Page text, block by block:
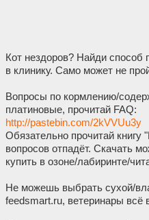
Кот нездоров? Найди способ
в клинику. Само может не
Вопросы по кормлению/
платиновые, прочитай FAQ:
http://pastebin.com/2kVVUu3y
Обязательно прочитай книгу
вопросов отпадёт. Скачать
купить в озоне/лабиринте/
Не можешь выбрать сухой/
feedsmart.ru, ветеринары всё